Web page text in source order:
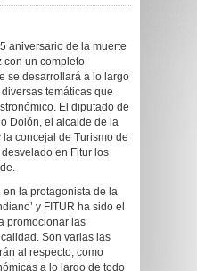
aniversario de la muerte
con un completo
se desarrollará a lo largo
temáticas que
El diputado de
Dolón, el alcalde de la
concejal de Turismo de
en Fitur los
en la protagonista de la
y FITUR ha sido el
promocionar las
Son varias las
al respecto, como
a lo largo de todo